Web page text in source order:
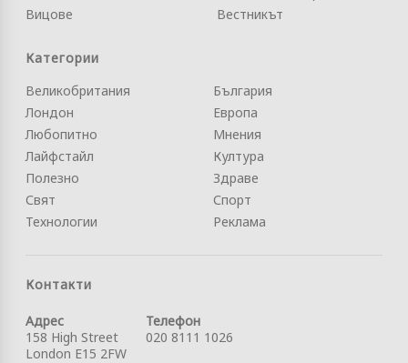
Вицове
Вестникът
Категории
Великобритания
Лондон
Любопитно
Лайфстайл
Полезно
Свят
Технологии
България
Европа
Мнения
Култура
Здраве
Спорт
Реклама
Контакти
Адрес
158 High Street
London E15 2FW
Телефон
020 8111 1026